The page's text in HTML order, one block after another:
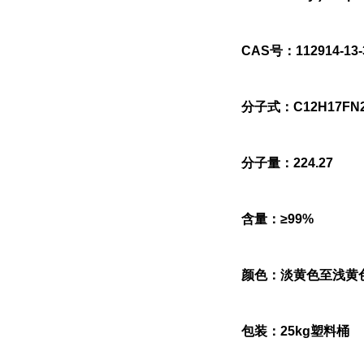
CAS号：112914-
分子式：
分子量：224.27
含量：≥99%
颜色：淡黄色至浅黄
包装：25kg塑料桶